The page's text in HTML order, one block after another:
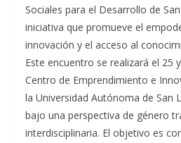
Sociales para el Desarrollo de
iniciativa que promueve el
innovación y el acceso al
Este encuentro se realizará el 25
Centro de Emprendimiento e
la Universidad Autónoma de San
bajo una perspectiva de género
interdisciplinaria. El objetivo es